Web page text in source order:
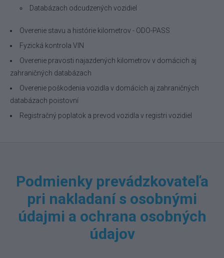
Databázach odcudzených vozidiel
Overenie stavu a histórie kilometrov - ODO-PASS
Fyzická kontrola VIN
Overenie pravosti najazdených kilometrov v domácich aj
zahraničných databázach
Overenie poškodenia vozidla v domácích aj zahraničných
databázach poistovní
Registračný poplatok a prevod vozidla v registri vozidiel
Podmienky prevádzkovateľa
pri nakladaní s osobnými
údajmi a ochrana osobných
údajov